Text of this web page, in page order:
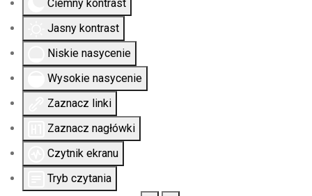
Ciemny kontrast
Jasny kontrast
Niskie nasycenie
Wysokie nasycenie
Zaznacz linki
Zaznacz nagłówki
Czytnik ekranu
Tryb czytania